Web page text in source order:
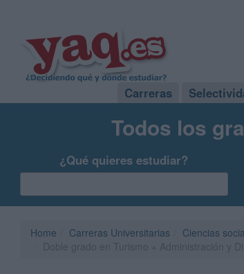
Carreras
Todos los
¿Qué quieres estudiar?
Home Carreras Universitarias Ciencias